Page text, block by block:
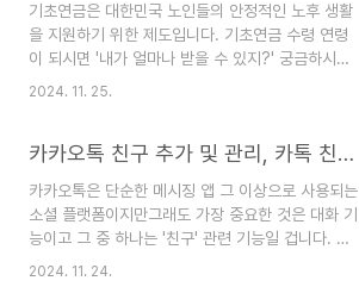
징 한글 2024은 문서 작성, 편집, 디자인 등 다양
한 작업을 지원합니다. 특히, 한글과 컴퓨터에서 제
공하는 다양한 템플릿과 도구들은 사용자들이 효율
적으로 작업할 수 있도록 도와줍니다. 또한, 클라우
한 내용을 저장하고 불러올 수 있는 점이 큰 장점입
니다. 2. 한..
기초연금은 대한민국 노인들의 안정적인 노후 생활
을 지원하기 위한 제도입니다. 기초연금 수령 연령
이 되시면 '내가 얼마나 받을 수 있지?' 궁금하시는
분들이 많으신데요기초연금 모의계산을 통해 예상
계산 하는 방법, 알아볼게요! 기초연금이란? 1. 기
로, 최소한의 생활을 보장하기 위한 경제적 지원 제
도입니다. 2024년 기준 최대 30만 원까지 지급되
며, 소득 수준에 따라 지급액이 달라질 수 있습니다.
2. 수급 자격 요건 기초연금을 받으려면 다음과 같
2024. 11. 25.
카카오톡 친구 추가 및 관리, 카톡 친구 추가가 안되는 이유
카카오톡은 단순한 메시징 앱 그 이상으로 사용되는
소셜 플랫폼이지만그래도 가장 중요한 것은 대화 기
능이고 그 중 하나는 '친구' 관련 기능일 겁니다. 친
구 관리에서 새 연락처를 추가하든, 현재 목록을 정
2024. 11. 24.